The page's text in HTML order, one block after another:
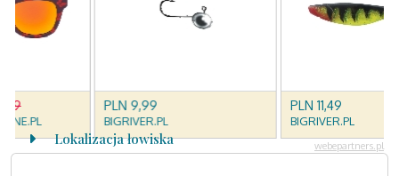
Lokalizacja łowiska